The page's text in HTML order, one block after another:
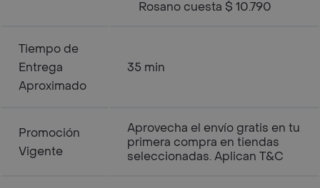
Rosano cuesta $ 10.790
Tiempo de
Entrega
Aproximado
35 min
Promoción
Vigente
Aprovecha el envío gratis en tu
primera compra en tiendas
seleccionadas. Aplican T&C